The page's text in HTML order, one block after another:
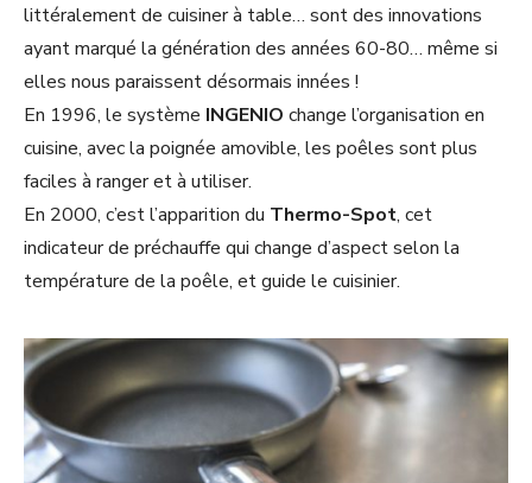
littéralement de cuisiner à table… sont des innovations
ayant marqué la génération des années 60-80… même si
elles nous paraissent désormais innées !
En 1996, le système INGENIO change l’organisation en
cuisine, avec la poignée amovible, les poêles sont plus
faciles à ranger et à utiliser.
En 2000, c’est l’apparition du Thermo-Spot, cet
indicateur de préchauffe qui change d’aspect selon la
température de la poêle, et guide le cuisinier.